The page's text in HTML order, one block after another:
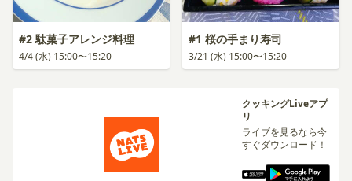
#2 駄菓子アレンジ料理
4/4 (水) 15:00〜15:20
#1 桜の手まり寿司
3/21 (水) 15:00〜15:20
クッキングLiveアプ
リ
ライブを見るなら今
すぐダウンロード！